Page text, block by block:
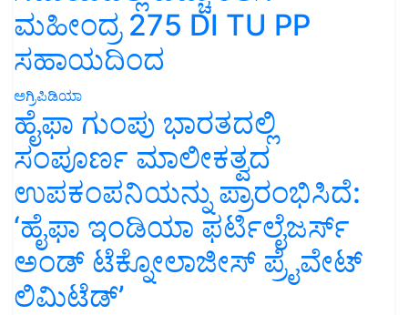
ಮಹೀಂದ್ರ 275 DI TU PP
ಸಹಾಯದಿಂದ
ಅಗ್ರಿಪಿಡಿಯಾ
ಹೈಫಾ ಗುಂಪು ಭಾರತದಲ್ಲಿ
ಸಂಪೂರ್ಣ ಮಾಲೀಕತ್ವದ
ಉಪಕಂಪನಿಯನ್ನು ಪ್ರಾರಂಭಿಸಿದೆ:
‘ಹೈಫಾ ಇಂಡಿಯಾ ಫರ್ಟಿಲೈಜರ್ಸ್
ಅಂಡ್ ಟೆಕ್ನೋಲಾಜೀಸ್ ಪ್ರೈವೇಟ್
ಲಿಮಿಟೆಡ್’